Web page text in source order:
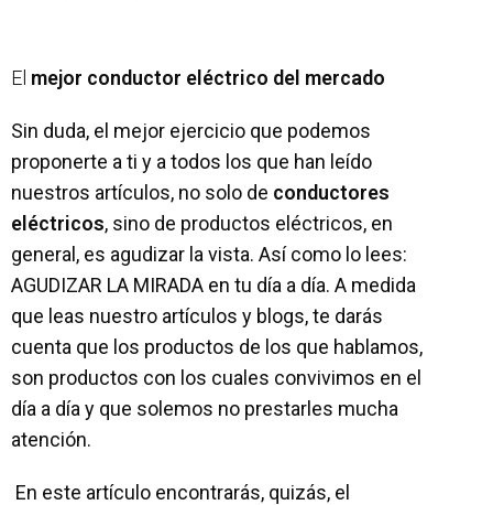
El mejor conductor eléctrico del mercado
Sin duda, el mejor ejercicio que podemos
proponerte a ti y a todos los que han leído
nuestros artículos, no solo de conductores
eléctricos, sino de productos eléctricos, en
general, es agudizar la vista. Así como lo lees:
AGUDIZAR LA MIRADA en tu día a día. A medida
que leas nuestro artículos y blogs, te darás
cuenta que los productos de los que hablamos,
son productos con los cuales convivimos en el
día a día y que solemos no prestarles mucha
atención.
En este artículo encontrarás, quizás, el